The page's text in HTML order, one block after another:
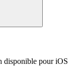
disponible pour iOS